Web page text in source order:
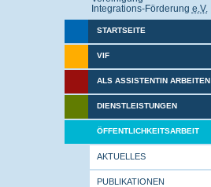
Integrations-Förderung e.V.
STARTSEITE
VIF
ALS ASSISTENTIN ARBEITEN
DIENSTLEISTUNGEN
ÖFFENTLICHKEITSARBEIT
AKTUELLES
PUBLIKATIONEN